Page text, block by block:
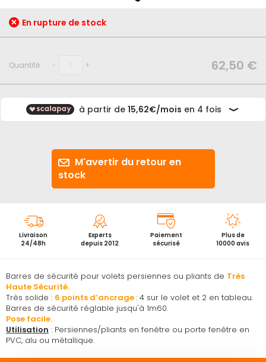
de
la
Barres de sécurité pour volets persiennes ou pliants de Très
Haute Sécurité.
Très solide : 6 points d’ancrage: 4 sur le volet et 2 en tableau.
Barres de sécurité réglable jusqu'à 1m60.
Pose facile.
Utilisation : Persiennes/pliants en fenêtre ou porte fenêtre en
PVC, alu ou métallique.
En rupture de stock
Quantité : - + 62,50 €
M'avertir du retour en
stock
Livraison
24/48h
Experts
depuis 2012
Paiement
sécurisé
Plus de
10000 avis